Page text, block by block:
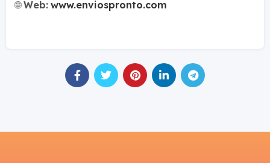
🌐Web: www.enviospronto.com